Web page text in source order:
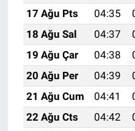
17 Ağu Pts
04:35
18 Ağu Sal
04:37
19 Ağu Çar
04:38
20 Ağu Per
04:39
21 Ağu Cum
04:41
22 Ağu Cts
04:42